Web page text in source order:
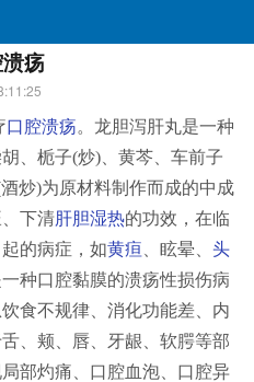
疡
口腔溃疡。龙胆泻肝丸是一种
、栀子(炒)、黄芩、车前子
炒)为原材料制作而成的中成
下清肝胆湿热的功效，在临
的病症，如黄疸 、眩晕、 头
一种口腔黏膜的溃疡性损伤病
食不规律、消化功能差、内
、颊、唇、牙龈、软腭等部
部灼痛、口腔血泡、口腔异